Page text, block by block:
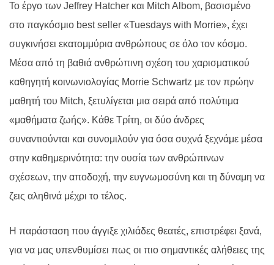
Το έργο των Jeffrey Hatcher και Mitch Albom, βασισμένο
στο παγκόσμιο best seller «Tuesdays with Morrie», έχει
συγκινήσει εκατομμύρια ανθρώπους σε όλο τον κόσμο.
Μέσα από τη βαθιά ανθρώπινη σχέση του χαρισματικού
καθηγητή κοινωνιολογίας Morrie Schwartz με τον πρώην
μαθητή του Mitch, ξετυλίγεται μια σειρά από πολύτιμα
«μαθήματα ζωής». Κάθε Τρίτη, οι δύο άνδρες
συναντιούνται και συνομιλούν για όσα συχνά ξεχνάμε μέσα
στην καθημερινότητα: την ουσία των ανθρώπινων
σχέσεων, την αποδοχή, την ευγνωμοσύνη και τη δύναμη να
ζεις αληθινά μέχρι το τέλος.
Η παράσταση που άγγιξε χιλιάδες θεατές, επιστρέφει ξανά,
για να μας υπενθυμίσει πως οι πιο σημαντικές αλήθειες της